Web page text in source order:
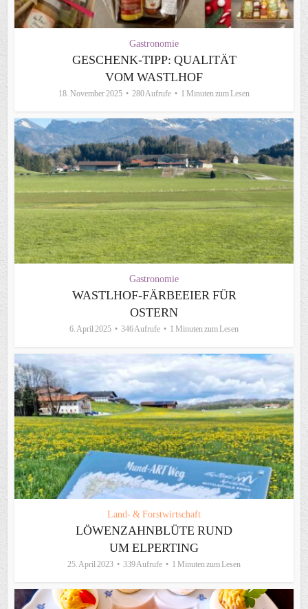
Gastronomie
GESCHENK-TIPP: QUALITÄT
VOM WASTLHOF
18. November 2025 280 Aufrufe 1 Minuten zum Lesen
Gastronomie
WASTLHOF-FÄRBEEIER FÜR
OSTERN
6. April 2025 346 Aufrufe 1 Minuten zum Lesen
Land- & Forstwirtschaft
LÖWENZAHNBLÜTE RUND
UM ELPERTING
25. April 2023 339 Aufrufe 1 Minuten zum Lesen